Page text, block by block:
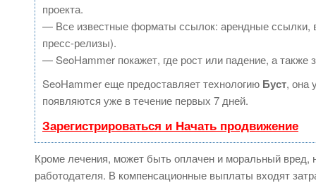
проекта.
— Все известные форматы ссылок: арендные ссылки,
пресс-релизы).
— SeoHammer покажет, где рост или падение, а также
SeoHammer еще предоставляет технологию Буст, она
появляются уже в течение первых 7 дней.
Зарегистрироваться и Начать продвижение
Кроме лечения, может быть оплачен и моральный вред,
работодателя. В компенсационные выплаты входят